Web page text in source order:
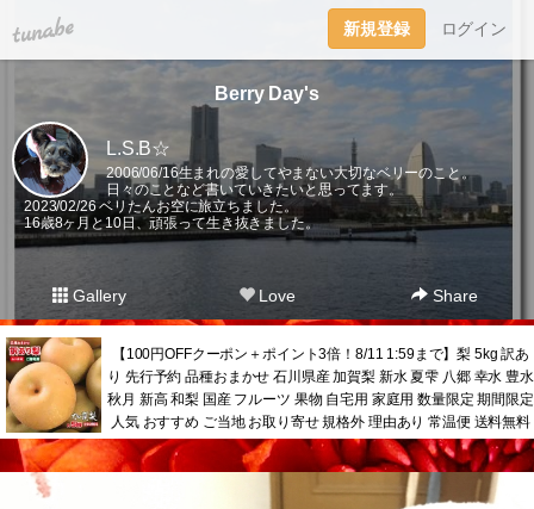
tuna.be 新規登録 ログイン
Berry Day's
L.S.B☆
2006/06/16生まれの愛してやまない大切なベリーのこと。
日々のことなど書いていきたいと思ってます。
2023/02/26 ベリたんお空に旅立ちました。
16歳8ヶ月と10日、頑張って生き抜きました。
Gallery Love Share
【100円OFFクーポン＋ポイント3倍！8/11 1:59まで】梨 5kg 訳あ
り 先行予約 品種おまかせ 石川県産 加賀梨 新水 夏雫 八郷 幸水 豊水
秋月 新高 和梨 国産 フルーツ 果物 自宅用 家庭用 数量限定 期間限定
人気 おすすめ ご当地 お取り寄せ 規格外 理由あり 常温便 送料無料